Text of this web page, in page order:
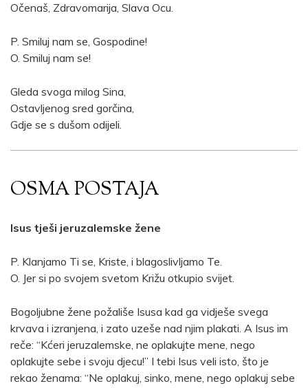
Očenaš, Zdravomarija, Slava Ocu.
P. Smiluj nam se, Gospodine!
O. Smiluj nam se!
Gleda svoga milog Sina,
Ostavljenog sred gorčina,
Gdje se s dušom odijeli.
OSMA POSTAJA
Isus tješi jeruzalemske žene
P. Klanjamo Ti se, Kriste, i blagoslivljamo Te.
O. Jer si po svojem svetom Križu otkupio svijet.
Bogoljubne žene požališe Isusa kad ga vidješe svega
krvava i izranjena, i zato uzeše nad njim plakati. A Isus im
reče: “Kćeri jeruzalemske, ne oplakujte mene, nego
oplakujte sebe i svoju djecu!” I tebi Isus veli isto, što je
rekao ženama: “Ne oplakuj, sinko, mene, nego oplakuj sebe